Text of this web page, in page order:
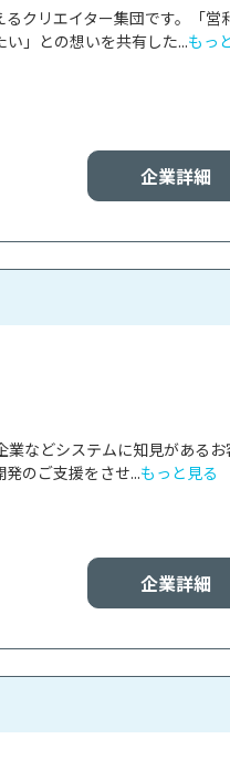
クリエイター集団です。「営
」との想いを共有した...もっ
企業詳細
などシステムに知見があるお
のご支援をさせ...もっと見る
企業詳細